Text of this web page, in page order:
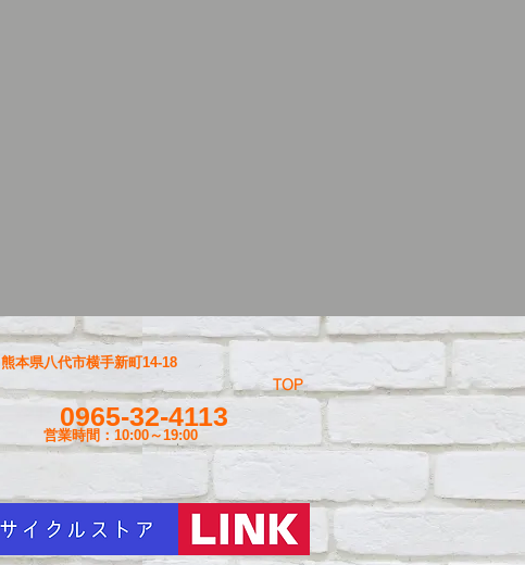
TOP
0965-32-4113
営業時間：10:00～19:00
熊本県八代市横手新町14-18